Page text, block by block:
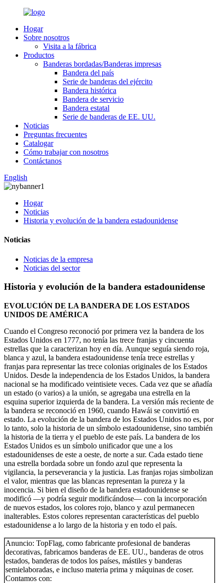
Hogar
Sobre nosotros
Visita a la fábrica
Productos
Banderas bordadas/Banderas impresas
Bandera del país
Serie de banderas del ejército
Bandera histórica
Bandera de servicio
Bandera estatal
Serie de banderas de EE. UU.
Noticias
Preguntas frecuentes
Catalogar
Cómo trabajar con nosotros
Contáctanos
English
Hogar
Noticias
Historia y evolución de la bandera estadounidense
Noticias
Noticias de la empresa
Noticias del sector
Historia y evolución de la bandera estadounidense
EVOLUCIÓN DE LA BANDERA DE LOS ESTADOS
UNIDOS DE AMÉRICA
Cuando el Congreso reconoció por primera vez la bandera de los
Estados Unidos en 1777, no tenía las trece franjas y cincuenta
estrellas que la caracterizan hoy en día. Aunque seguía siendo roja,
blanca y azul, la bandera estadounidense tenía trece estrellas y
franjas para representar las trece colonias originales de los Estados
Unidos. Desde la independencia de los Estados Unidos, la bandera
nacional se ha modificado veintisiete veces. Cada vez que se añadía
un estado (o varios) a la unión, se agregaba una estrella en la
esquina superior izquierda de la bandera. La versión más reciente de
la bandera se reconoció en 1960, cuando Hawái se convirtió en
estado. La evolución de la bandera de los Estados Unidos no es, por
lo tanto, solo la historia de un símbolo estadounidense, sino también
la historia de la tierra y el pueblo de este país. La bandera de los
Estados Unidos es un símbolo unificador que une a los
estadounidenses de este a oeste, de norte a sur. Cada estado tiene
una estrella bordada sobre un fondo azul que representa la
vigilancia, la perseverancia y la justicia. Las franjas rojas simbolizan
el valor, mientras que las blancas representan la pureza y la
inocencia. Si bien el diseño de la bandera estadounidense se
modificó —y podría seguir modificándose— con la incorporación
de nuevos estados, los colores rojo, blanco y azul permanecen
inalterables. Estos colores representan características del pueblo
estadounidense a lo largo de la historia y en todo el país.
Anuncio: TopFlag, como fabricante profesional de banderas
decorativas, fabricamos banderas de EE. UU., banderas de otros
estados, banderas de todos los países, mástiles y banderas
semielaboradas, e incluso materia prima y máquinas de coser.
Contamos con: